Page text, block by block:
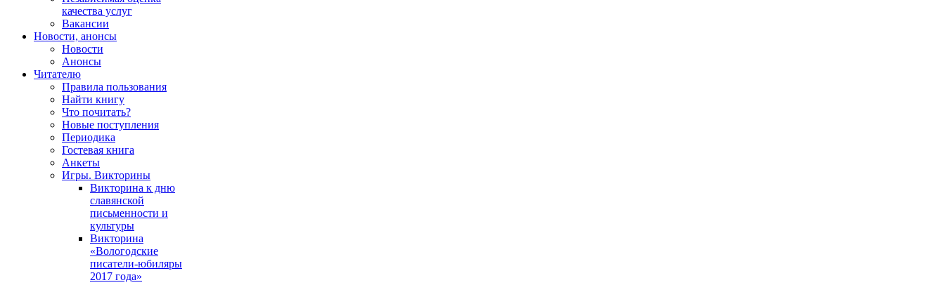
качества услуг
Вакансии
Новости, анонсы
Новости
Анонсы
Читателю
Правила пользования
Найти книгу
Что почитать?
Новые поступления
Периодика
Гостевая книга
Анкеты
Игры. Викторины
Викторина к дню
славянской
письменности и
культуры
Викторина
«Вологодские
писатели-юбиляры
2017 года»